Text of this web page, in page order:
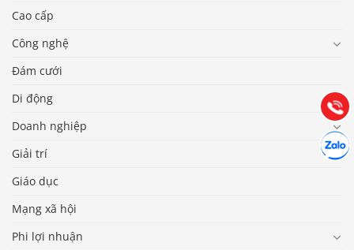
Cao cấp
Công nghệ
Đám cưới
Di động
Doanh nghiệp
Giải trí
Giáo dục
Mạng xã hội
Phi lợi nhuận
Gọi
(028) 22.166.144
Chát